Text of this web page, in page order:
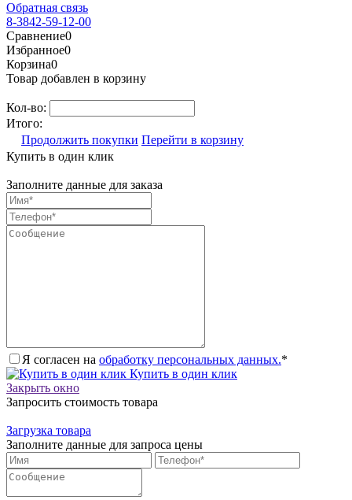
Обратная связь
8-3842-59-12-00
Сравнение0
Избранное0
Корзина0
Товар добавлен в корзину
Кол-во:
Итого:
Продолжить покупки Перейти в корзину
Купить в один клик
Заполните данные для заказа
Я согласен на обработку персональных данных.*
Купить в один клик
Закрыть окно
Запросить стоимость товара
Загрузка товара
Заполните данные для запроса цены